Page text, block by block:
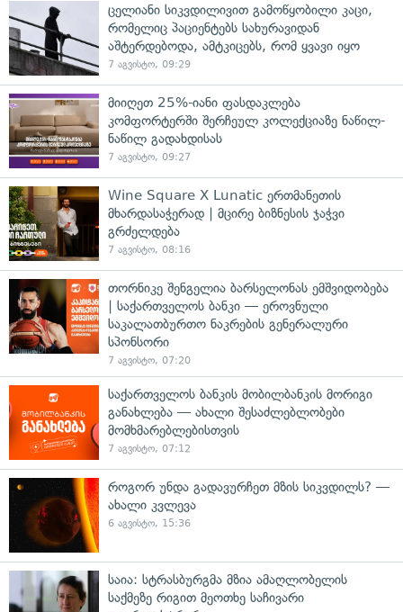
ცელიანი სიკვდილივით გამოწყობილი კაცი,
რომელიც პაციენტებს სახურავიდან
აშტერდებოდა, ამტკიცებს, რომ ყვავი იყო
7 აგვისტო, 09:29
მიიღეთ 25%-იანი ფასდაკლება
კომფორტერში შერჩეულ კოლექციაზე ნაწილ-
ნაწილ გადახდისას
7 აგვისტო, 09:27
Wine Square X Lunatic ერთმანეთის
მხარდასაჭერად | მცირე ბიზნესის ჯაჭვი
გრძელდება
7 აგვისტო, 08:16
თორნიკე შენგელია ბარსელონას ემშვიდობება
| საქართველოს ბანკი — ეროვნული
საკალათბურთო ნაკრების გენერალური
სპონსორი
7 აგვისტო, 07:20
საქართველოს ბანკის მობილბანკის მორიგი
განახლება — ახალი შესაძლებლობები
მომხმარებლებისთვის
7 აგვისტო, 07:12
როგორ უნდა გადავურჩეთ მზის სიკვდილს? —
ახალი კვლევა
6 აგვისტო, 15:36
საია: სტრასბურგმა მზია ამაღლობელის
საქმეზე რიგით მეოთხე საჩივარი